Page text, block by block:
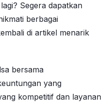
Segera dapatkan
berbagai
di artikel menarik
bersama
yang
kompetitif dan layanan